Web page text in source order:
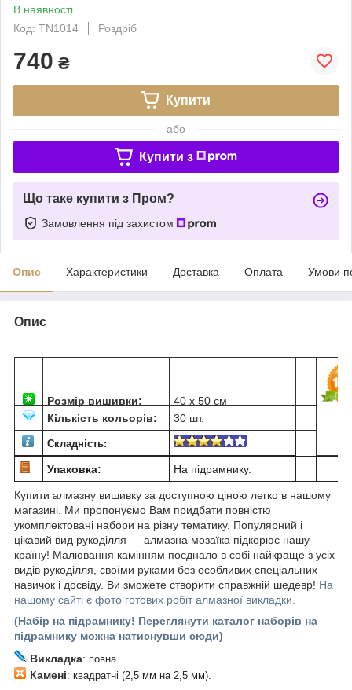
В наявності
Код: TN1014
Роздріб
740 ₴
Купити
або
Купити з
Що таке купити з Пром?
Замовлення під захистом
Опис Характеристики Доставка Оплата Умови
Опис
Розмір вишивки:
40 х 50 см
Кількість кольорів:
30 шт.
Складність:
Упаковка: На підрамнику.
Купити алмазну вишивку за доступною ціною легко в нашому
магазині. Ми пропонуємо Вам придбати повністю
укомплектовані набори на різну тематику. Популярний і
цікавий вид рукоділля ― алмазна мозаїка підкорює нашу
країну! Малювання камінням поєднало в собі найкраще з усіх
видів рукоділля, своїми руками без особливих спеціальних
навичок і досвіду. Ви зможете створити справжній шедевр! На
нашому сайті є фото готових робіт алмазної викладки.
(Набір на підрамнику! Переглянути каталог наборів на
підрамнику можна натиснувши сюди)
Викладка: повна.
Камені: квадратні (2,5 мм на 2,5 мм).